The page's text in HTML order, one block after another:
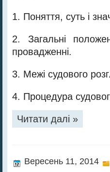
1. Поняття, суть і
2. Загальні
провадженні.
3. Межі судового
4. Процедура
Читати далі »
Вересень 11, 2014